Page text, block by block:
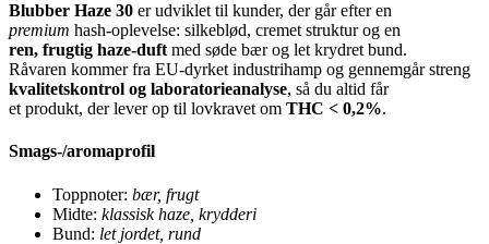
Blubber Haze 30 er udviklet til kunder, der går efter en
premium hash-oplevelse: silkeblød, cremet struktur og en
ren, frugtig haze-duft med søde bær og let krydret bund.
Råvaren kommer fra EU-dyrket industrihamp og gennemgår streng
kvalitetskontrol og laboratorieanalyse, så du altid får
et produkt, der lever op til lovkravet om THC < 0,2%.
Smags-/aromaprofil
Toppnoter: bær, frugt
Midte: klassisk haze, krydderi
Bund: let jordet, rund